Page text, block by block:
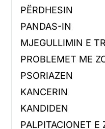
PËRDHESIN
PANDAS-IN
MJEGULLIMIN E
PROBLEMET ME
PSORIAZEN
KANCERIN
KANDIDEN
PALPITACIONET E